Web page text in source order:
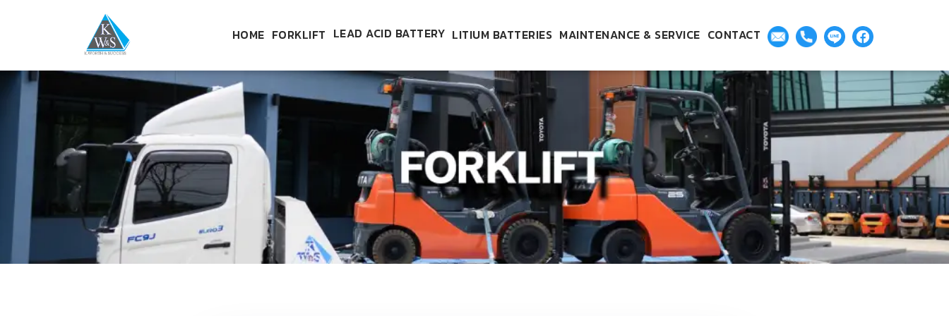
HOME FORKLIFT LEAD ACID BATTERY LITIUM BATTERIES MAINTENANCE & SERVICE CONTACT